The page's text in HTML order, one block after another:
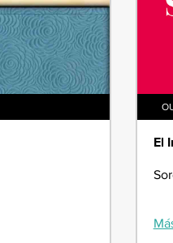
El